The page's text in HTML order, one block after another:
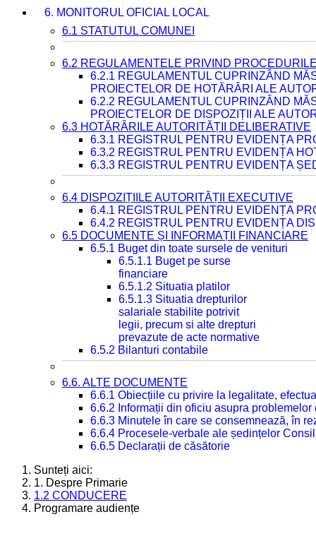
6. MONITORUL OFICIAL LOCAL
6.1 STATUTUL COMUNEI
6.2 REGULAMENTELE PRIVIND
6.2.1 REGULAMENTUL CUPRINZÂND
PROIECTELOR DE HOTĂRÂRI ALE
6.2.2 REGULAMENTUL CUPRINZÂND
PROIECTELOR DE DISPOZIȚII ALE
6.3 HOTĂRÂRILE AUTORITĂȚII DELIBERATIVE
6.3.1 REGISTRUL PENTRU EVIDENȚA
6.3.2 REGISTRUL PENTRU EVIDENȚA
6.3.3 REGISTRUL PENTRU EVIDENȚA
6.4 DISPOZIȚIILE AUTORITĂȚII EXECUTIVE
6.4.1 REGISTRUL PENTRU EVIDENȚA
6.4.2 REGISTRUL PENTRU EVIDENȚA
6.5 DOCUMENTE ȘI INFORMAȚII FINANCIARE
6.5.1 Buget din toate sursele de venituri
6.5.1.1 Buget pe surse
financiare
6.5.1.2 Situatia platilor
6.5.1.3 Situatia drepturilor
salariale stabilite potrivit
legii, precum si alte drepturi
prevazute de acte normative
6.5.2 Bilanturi contabile
6.6. ALTE DOCUMENTE
6.6.1 Obiecțiile cu privire la legalitate,
6.6.2 Informații din oficiu asupra
6.6.3 Minutele în care se consemnează, în
6.6.4 Procesele-verbale ale ședințelor
6.6.5 Declarații de căsătorie
Sunteți aici:
1. Despre Primarie
1.2 CONDUCERE
Programare audiențe